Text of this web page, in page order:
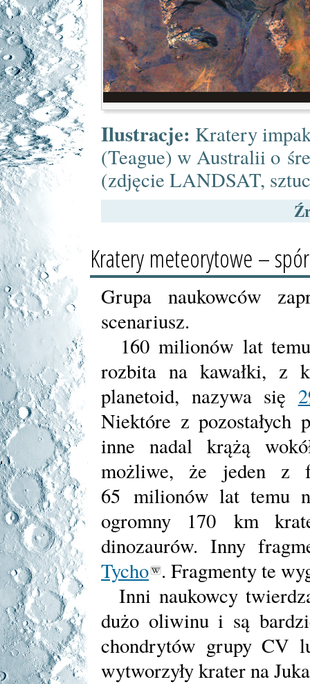
Ilustracje: Kratery
(Teague) w Australii o
(zdjęcie LANDSAT,
Kratery meteorytowe –
Grupa naukowców
scenariusz.
160 milionów lat temu
rozbita na kawałki, z
planetoid, nazywa się
Niektóre z pozostałych
inne nadal krążą
możliwe, że jeden z
65 milionów lat temu
ogromny 170 km
dinozaurów. Inny
Tycho . Fragmenty te
Inni naukowcy
dużo oliwinu i są
chondrytów grupy CV
wytworzyły krater na